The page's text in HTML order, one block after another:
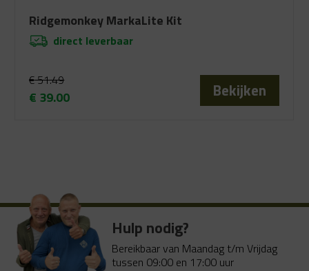
Ridgemonkey MarkaLite Kit
direct leverbaar
€51.49
€ 39.00
Bekijken
Hulp nodig?
Bereikbaar van Maandag t/m Vrijdag
tussen 09:00 en 17:00 uur